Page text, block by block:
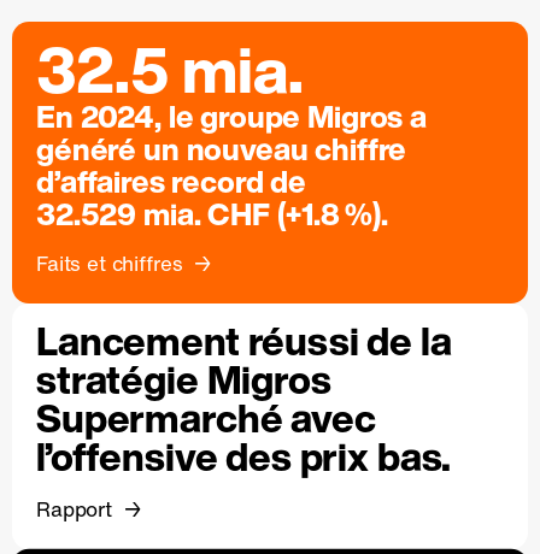
32.5 mia.
En 2024, le groupe Migros a
généré un nouveau chiffre
d’affaires record de
32.529 mia. CHF (+1.8 %).
Faits et chiffres
Lancement réussi de la
stratégie Migros
Supermarché avec
l’offensive des prix bas.
Rapport